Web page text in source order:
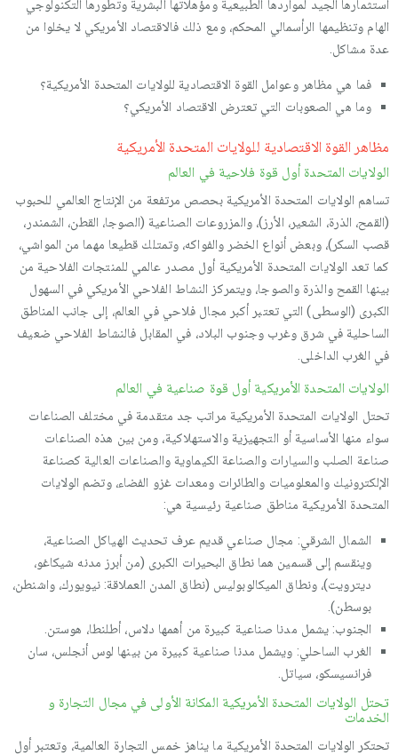
استثمارها الجيد لمواردها الطبيعية ومؤهلاتها البشرية وتطورها التكنولوجي
الهام وتنظيمها الرأسمالي المحكم، ومع ذلك فالاقتصاد الأمريكي لا يخلوا من
عدة مشاكل.
فما هي مظاهر وعوامل القوة الاقتصادية للولايات المتحدة الأمريكية؟
وما هي الصعوبات التي تعترض الاقتصاد الأمريكي؟
مظاهر القوة الاقتصادية للولايات المتحدة الأمريكية
الولايات المتحدة أول قوة فلاحية في العالم
تساهم الولايات المتحدة الأمريكية بحصص مرتفعة من الإنتاج العالمي للحبوب
(القمح، الذرة، الشعير، الأرز)، والمزروعات الصناعية (الصوجا، القطن، الشمندر،
قصب السكر)، وبعض أنواع الخضر والفواكه، وتمتلك قطيعا مهما من المواشي،
كما تعد الولايات المتحدة الأمريكية أول مصدر عالمي للمنتجات الفلاحية من
بينها القمح والذرة والصوجا، ويتمركز النشاط الفلاحي الأمريكي في السهول
الكبرى (الوسطى) التي تعتبر أكبر مجال فلاحي في العالم، إلى جانب المناطق
الساحلية في شرق وغرب وجنوب البلاد، في المقابل فالنشاط الفلاحي ضعيف
في الغرب الداخلى.
الولايات المتحدة الأمريكية أول قوة صناعية في العالم
تحتل الولايات المتحدة الأمريكية مراتب جد متقدمة في مختلف الصناعات
سواء منها الأساسية أو التجهيزية والاستهلاكية، ومن بين هذه الصناعات
صناعة الصلب والسيارات والصناعة الكيماوية والصناعات العالية كصناعة
الإلكترونيك والمعلوميات والطائرات ومعدات غزو الفضاء، وتضم الولايات
المتحدة الأمريكية مناطق صناعية رئيسية هي:
الشمال الشرقي: مجال صناعي قديم عرف تحديث الهياكل الصناعية،
وينقسم إلى قسمين هما نطاق البحيرات الكبرى (من أبرز مدنه شيكاغو،
ديترويت)، ونطاق الميكالوبوليس (نطاق المدن العملاقة: نيويورك، واشنطن،
بوسطن).
الجنوب: يشمل مدنا صناعية كبيرة من أهمها دلاس، أطلنطا، هوستن.
الغرب الساحلي: ويشمل مدنا صناعية كبيرة من بينها لوس أنجلس، سان
فرانسيسكو، سياتل.
تحتل الولايات المتحدة الأمريكية المكانة الأولى في مجال التجارة و
الخدمات
تحتكر الولايات المتحدة الأمريكية ما يناهز خمس التجارة العالمية، وتعتبر أول